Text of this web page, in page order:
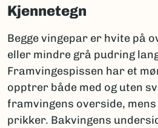
Kjennetegn
Begge vingepar er hvite på
eller mindre grå pudring
Framvingespissen har et
opptrer både med og uten
framvingens overside,
prikker. Bakvingens